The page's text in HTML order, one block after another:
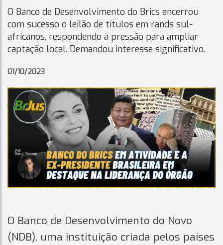
O Banco de Desenvolvimento do Brics encerrou
com sucesso o leilão de títulos em rands sul-
africanos, respondendo à pressão para ampliar
captação local. Demandou interesse significativo.
01/10/2023
O Banco de Desenvolvimento do Novo
(NDB), uma instituição criada pelos países